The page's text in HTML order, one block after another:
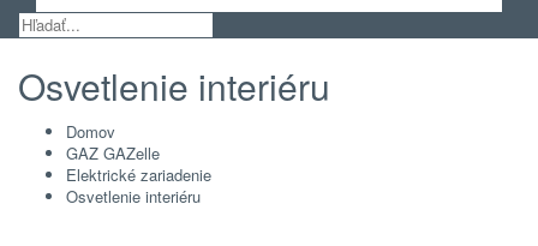
Osvetlenie interiéru
Domov
GAZ GAZelle
Elektrické zariadenie
Osvetlenie interiéru